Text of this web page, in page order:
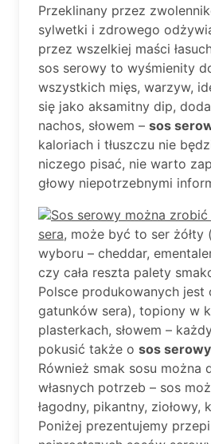
Przeklinany przez
sylwetki i zdrowego
przez wszelkiej maści
sos serowy to wyśmienity
wszystkich mięs, warzyw,
się jako aksamitny dip,
nachos, słowem – sos
kaloriach i tłuszczu nie
niczego pisać, nie warto
głowy niepotrzebnymi
Sos serowy można
sera, może być to ser żółty
wyboru – cheddar,
czy cała reszta palety
Polsce produkowanych jest
gatunków sera), topiony w
plasterkach, słowem –
pokusić także o sos
Również smak sosu można
własnych potrzeb – sos
łagodny, pikantny, ziołowy,
Poniżej prezentujemy